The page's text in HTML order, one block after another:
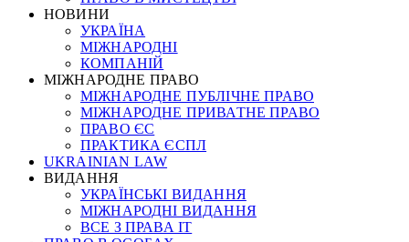
НОВИНИ
УКРАЇНА
МІЖНАРОДНІ
КОМПАНІЙ
МІЖНАРОДНЕ ПРАВО
МІЖНАРОДНЕ ПУБЛІЧНЕ ПРАВО
МІЖНАРОДНЕ ПРИВАТНЕ ПРАВО
ПРАВО ЄС
ПРАКТИКА ЄСПЛ
UKRAINIAN LAW
ВИДАННЯ
УКРАЇНСЬКІ ВИДАННЯ
МІЖНАРОДНІ ВИДАННЯ
ВСЕ З ПРАВА ІТ